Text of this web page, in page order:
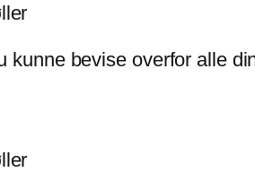
kunne bevise overfor alle